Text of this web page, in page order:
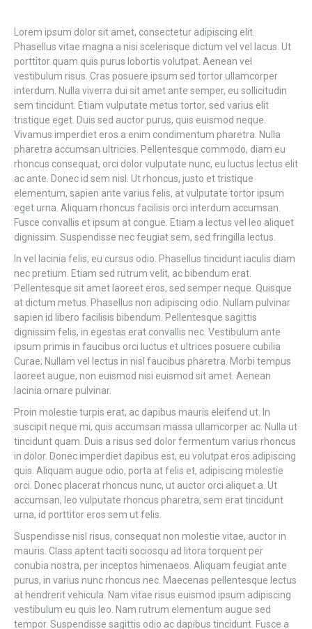
Lorem ipsum dolor sit amet, consectetur adipiscing elit.
Phasellus vitae magna a nisi scelerisque dictum vel vel lacus. Ut
porttitor quam quis purus lobortis volutpat. Aenean vel
vestibulum risus. Cras posuere ipsum sed tortor ullamcorper
interdum. Nulla viverra dui sit amet ante semper, eu sollicitudin
sem tincidunt. Etiam vulputate metus tortor, sed varius elit
tristique eget. Duis sed auctor purus, quis euismod neque.
Vivamus imperdiet eros a enim condimentum pharetra. Nulla
pharetra accumsan ultricies. Pellentesque commodo, diam eu
rhoncus consequat, orci dolor vulputate nunc, eu luctus lectus elit
ac ante. Donec id sem nisl. Ut rhoncus, justo et tristique
elementum, sapien ante varius felis, at vulputate tortor ipsum
eget urna. Aliquam rhoncus facilisis orci interdum accumsan.
Fusce convallis et ipsum at congue. Etiam a lectus vel leo aliquet
dignissim. Suspendisse nec feugiat sem, sed fringilla lectus.
In vel lacinia felis, eu cursus odio. Phasellus tincidunt iaculis diam
nec pretium. Etiam sed rutrum velit, ac bibendum erat.
Pellentesque sit amet laoreet eros, sed semper neque. Quisque
at dictum metus. Phasellus non adipiscing odio. Nullam pulvinar
sapien id libero facilisis bibendum. Pellentesque sagittis
dignissim felis, in egestas erat convallis nec. Vestibulum ante
ipsum primis in faucibus orci luctus et ultrices posuere cubilia
Curae; Nullam vel lectus in nisl faucibus pharetra. Morbi tempus
laoreet augue, non euismod nisi euismod sit amet. Aenean
lacinia ornare pulvinar.
Proin molestie turpis erat, ac dapibus mauris eleifend ut. In
suscipit neque mi, quis accumsan massa ullamcorper ac. Nulla ut
tincidunt quam. Duis a risus sed dolor fermentum varius rhoncus
in dolor. Donec imperdiet dapibus est, eu volutpat eros adipiscing
quis. Aliquam augue odio, porta at felis et, adipiscing molestie
orci. Donec placerat rhoncus nunc, ut auctor orci aliquet a. Ut
accumsan, leo vulputate rhoncus pharetra, sem erat tincidunt
urna, id porttitor eros sem ut felis.
Suspendisse nisl risus, consequat non molestie vitae, auctor in
mauris. Class aptent taciti sociosqu ad litora torquent per
conubia nostra, per inceptos himenaeos. Aliquam feugiat ante
purus, in varius nunc rhoncus nec. Maecenas pellentesque lectus
at hendrerit vehicula. Nam vitae risus euismod ipsum adipiscing
vestibulum eu quis leo. Nam rutrum elementum augue sed
tempor. Suspendisse sagittis odio ac dapibus tincidunt. Fusce a